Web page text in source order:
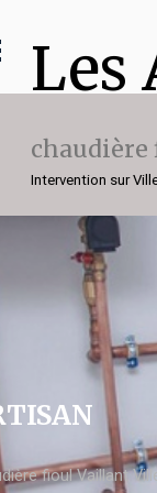
Les
Intervention sur
fioul Vaillant